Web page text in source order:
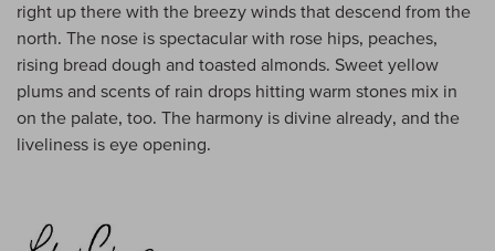
right up there with the breezy winds that descend from the
north. The nose is spectacular with rose hips, peaches,
rising bread dough and toasted almonds. Sweet yellow
plums and scents of rain drops hitting warm stones mix in
on the palate, too. The harmony is divine already, and the
liveliness is eye opening.